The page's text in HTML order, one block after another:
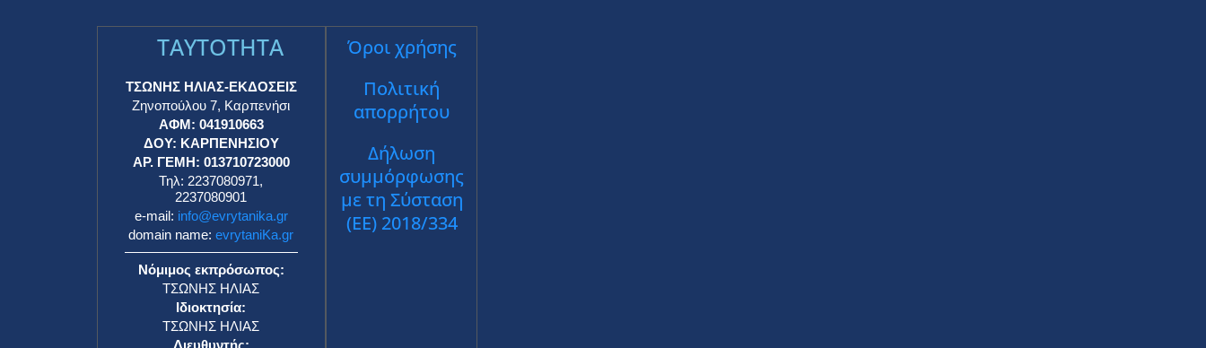
TAYTOTHTA
ΤΣΩΝΗΣ ΗΛΙΑΣ-ΕΚΔΟΣΕΙΣ
Ζηνοπούλου 7, Καρπενήσι
ΑΦΜ: 041910663
ΔΟΥ: ΚΑΡΠΕΝΗΣΙΟΥ
ΑΡ. ΓΕΜΗ: 013710723000
Τηλ: 2237080971,
2237080901
e-mail: info@evrytanika.gr
domain name:evrytaniKa.gr
Νόμιμος εκπρόσωπος:
ΤΣΩΝΗΣ ΗΛΙΑΣ
Ιδιοκτησία:
ΤΣΩΝΗΣ ΗΛΙΑΣ
Όροι χρήσης
Πολιτική
απορρήτου
Δήλωση
συμμόρφωσης
με τη Σύσταση
(ΕΕ) 2018/334